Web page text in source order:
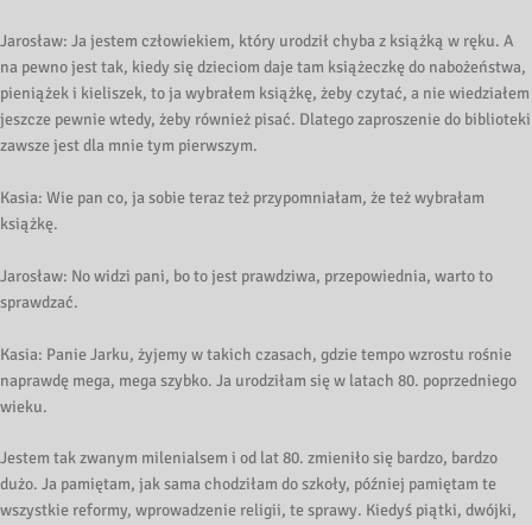
Jarosław: Ja jestem człowiekiem, który urodził chyba z książką w ręku. A
na pewno jest tak, kiedy się dzieciom daje tam książeczkę do nabożeństwa,
pieniążek i kieliszek, to ja wybrałem książkę, żeby czytać, a nie wiedziałem
jeszcze pewnie wtedy, żeby również pisać. Dlatego zaproszenie do biblioteki
zawsze jest dla mnie tym pierwszym.
Kasia: Wie pan co, ja sobie teraz też przypomniałam, że też wybrałam
książkę.
Jarosław: No widzi pani, bo to jest prawdziwa, przepowiednia, warto to
sprawdzać.
Kasia: Panie Jarku, żyjemy w takich czasach, gdzie tempo wzrostu rośnie
naprawdę mega, mega szybko. Ja urodziłam się w latach 80. poprzedniego
wieku.
Jestem tak zwanym milenialsem i od lat 80. zmieniło się bardzo, bardzo
dużo. Ja pamiętam, jak sama chodziłam do szkoły, później pamiętam te
wszystkie reformy, wprowadzenie religii, te sprawy. Kiedyś piątki, dwójki,